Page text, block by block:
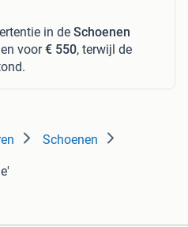
in de Schoenen
voor€ 550, terwijl de
Schoenen